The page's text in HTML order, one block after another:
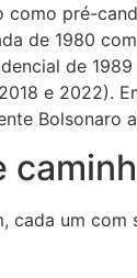
pré-
de 1980
de
e 2022).
um